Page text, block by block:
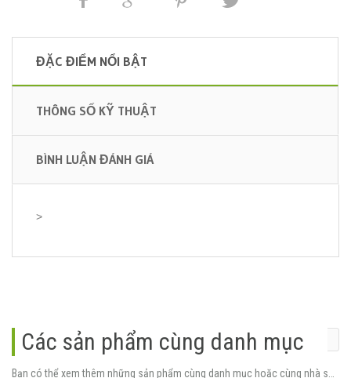
ĐẶC ĐIỂM NỔI BẬT
THÔNG SỐ KỸ THUẬT
BÌNH LUẬN ĐÁNH GIÁ
>
Các sản phẩm cùng danh mục